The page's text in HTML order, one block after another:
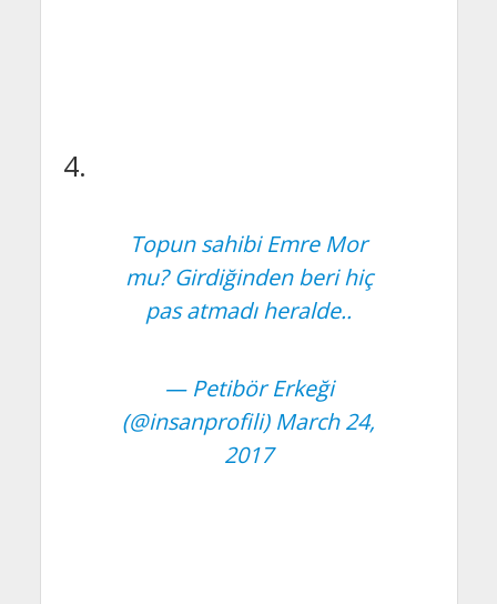
4.
Topun sahibi Emre Mor
mu? Girdiğinden beri hiç
pas atmadı heralde..
— Petibör Erkeği
(@insanprofili) March 24,
2017